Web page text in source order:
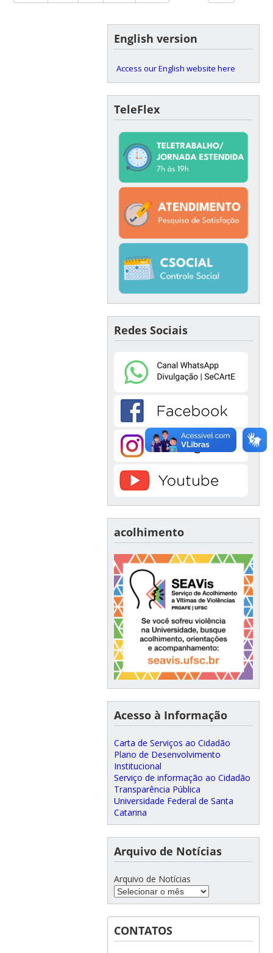
English version
Access our English website here
TeleFlex
Redes Sociais
acolhimento
Acesso à Informação
Carta de Serviços ao Cidadão
Plano de Desenvolvimento
Institucional
Serviço de informação ao Cidadão
Transparência Pública
Universidade Federal de Santa
Catarina
Arquivo de Notícias
Arquivo de Notícias
CONTATOS